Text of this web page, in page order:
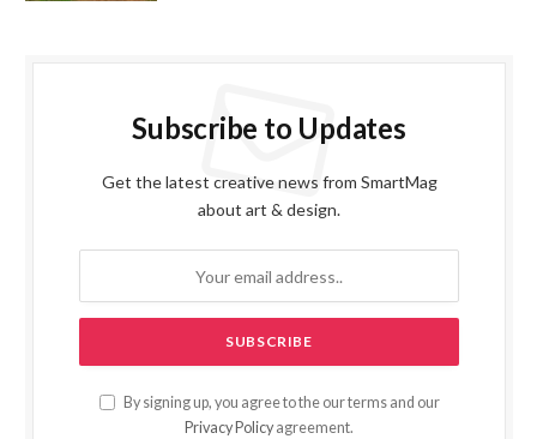
Subscribe to Updates
Get the latest creative news from SmartMag
about art & design.
By signing up, you agree to the our terms and our
Privacy Policy agreement.